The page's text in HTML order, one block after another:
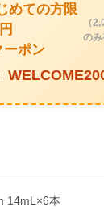
めての方限
ーポン
（
のみ
14mL×6本